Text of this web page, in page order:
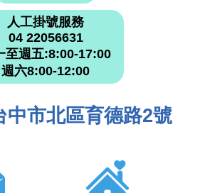
人工掛號服務
04 22056631
至週五:8:00-17:00
週六8:00-12:00
中市北區育德路2號